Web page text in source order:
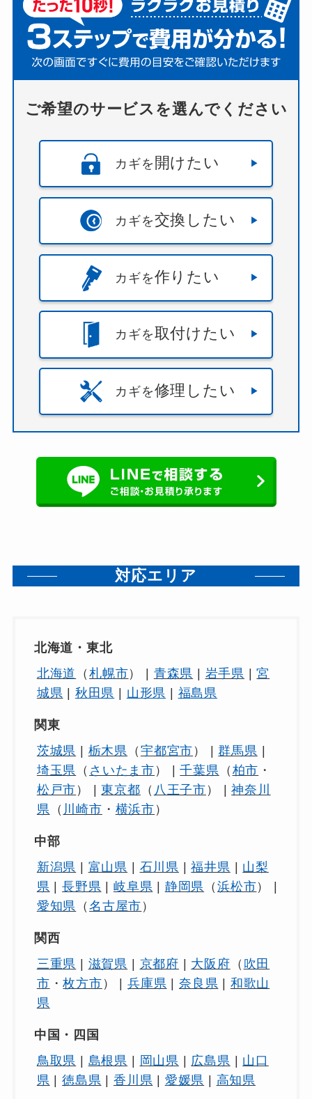
ご希望のサービスを選んでください
カギを 開けたい
カギを交換したい
カギを作りたい
カギを取付けたい
カギを修理したい
対応エリア
北海道・東北
北海道
（札幌市） | 青森県 岩手県 |宮
城県
秋田県 山形県 福島県
関東
茨城県
栃木県 （ 宇都宮市 ） |群馬県
埼玉県 （ さいたま市 ） |千葉県 （ 柏市 ・
松戸市 ） |東京都 （ 八王子市 ） |神奈川
県 （ 川崎市 ・ 横浜市 ）
中部
新潟県 | 富山県 | 石川県 |福井県 | 山梨
県 |長野県 | 岐阜県 | 静岡県 （ 浜松市） |
愛知県
（名古屋市 ）
関西
三重県 | 滋賀県 | 京都府 | 大阪府 （ 吹田
市 ・枚方市 ） |兵庫県 | 奈良県 | 和歌山
県
中国・四国
鳥取県 | 島根県 | 岡山県 | 広島県 | 山口
県 |徳島県 | 香川県 | 愛媛県 | 高知県